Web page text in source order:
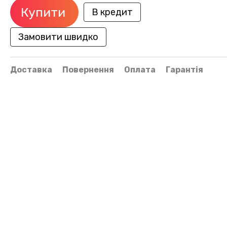
Купити В кредит
Замовити швидко
Доставка Повернення Оплата Гарантія